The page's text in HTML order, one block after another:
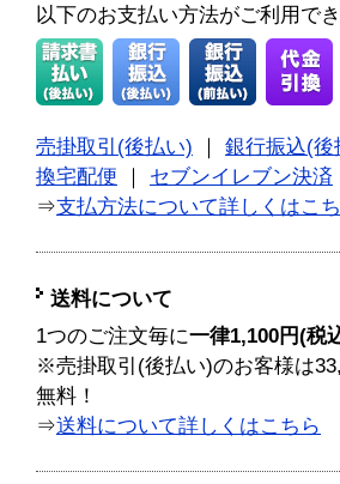
以下のお支払い方法がご利用で
売掛取引(後払い)
銀行振込(後
換宅配便
セブンイレブン決済
⇒支払方法について詳しくはこ
送料について
1つのご注文毎に一律1,100円(税
※売掛取引(後払い)のお客様は
無料！
⇒送料について詳しくはこちら